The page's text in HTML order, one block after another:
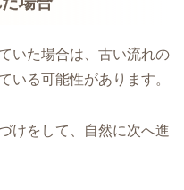
いた場合は、古い流れの
いる可能性があります。
けをして、自然に次へ進